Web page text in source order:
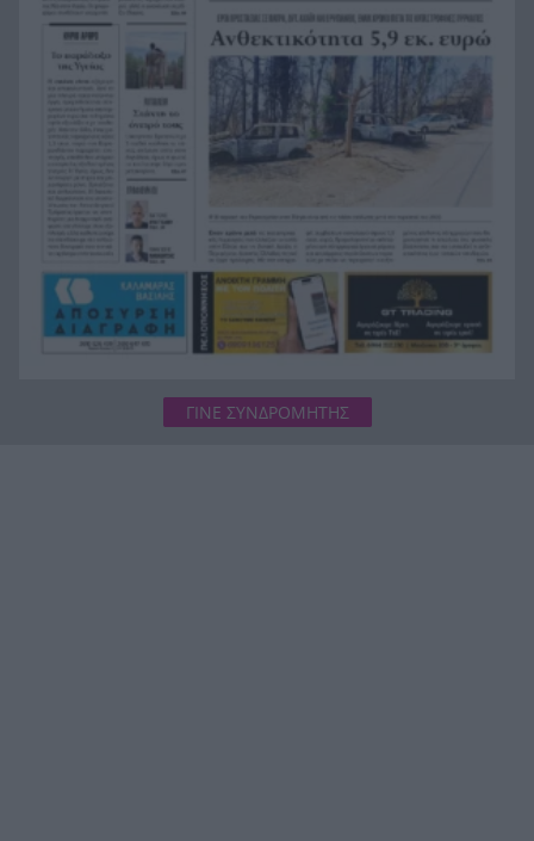
20:00
Η ανακοίνωση της ΕΑΠ για Βασιλάκο και
Μαμάση
Γιατί οδηγήθηκαν στη φυλακή οι οι δύο Ινδοί,
που κατηγορούνται για τη δολοφονία του
58χρονου ψυχολόγου στο Ναύπλιο, ΒΙΝΤΕΟ
ΓΙΝΕ ΣΥΝΔΡΟΜΗΤΗΣ